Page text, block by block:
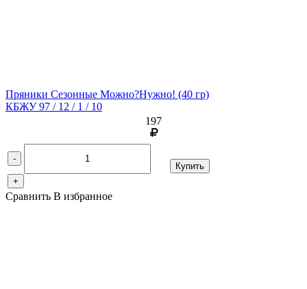
Пряники Сезонные Можно?Нужно! (40 гр)
КБЖУ 97 / 12 / 1 / 10
197
-
+
Купить
Сравнить В избранное